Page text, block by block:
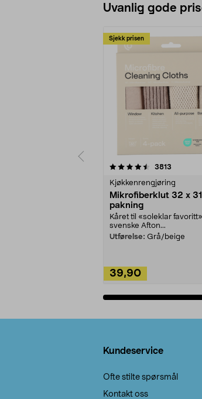
Uvanlig gode
Sjekk prisen
3813
Kjøkkenrengjøring
Mikrofiberklut 32 x
pakning
Kåret til «soleklar
svenske Afton...
Utførelse: Grå/beige
39,90
4.5av 5 stjerner
Kundeservice
Ofte stilte spørsmål
Kontakt oss